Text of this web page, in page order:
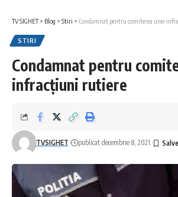
TV SIGHET> Blog > Stiri > Condamnat pentru comiterea unei
STIRI
Condamnat pentru
infracțiuni rutiere
TVSIGHET publicat decembrie 8, 2021